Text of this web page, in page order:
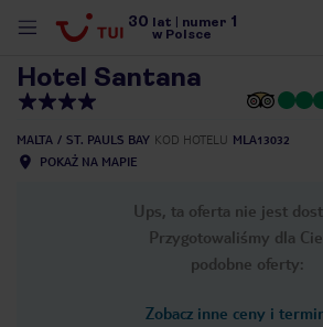
30 lat numer 1
w Polsce
Hotel Santana
MALTA ST. PAUL`S BAY KOD HOTELU MLA13032
POKAŻ NA MAPIE
Ups, ta oferta nie jest
Przygotowaliśmy dla
podobne oferty:
Zobacz inne ceny i